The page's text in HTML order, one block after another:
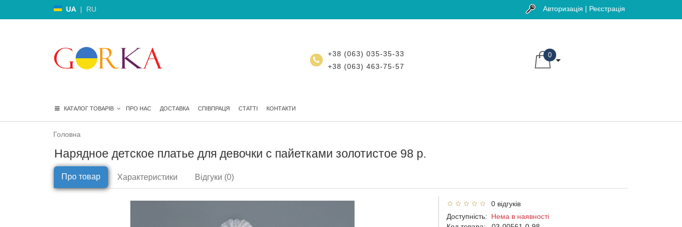
UA | RU Авторизація | Реєстрація
+38 (063) 035-35-33
+38 (063) 463-75-57
0
КАТАЛОГ ТОВАРІВ ПРО НАС ДОСТАВКА СПІВПРАЦЯ СТАТТІ КОНТАКТИ
Головна
Нарядное детское платье для девочки с пайетками золотистое 98 р.
Про товар Характеристики Відгуки (0)
0 відгуків
Доступність: Нема в наявності